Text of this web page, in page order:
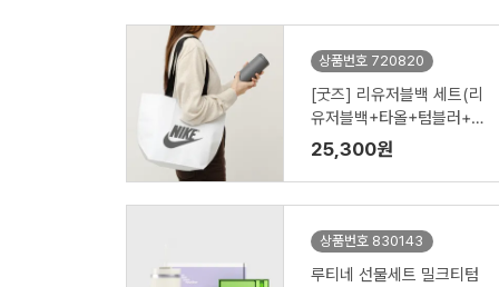
상품번호 720820
[굿즈] 리유저블백 세트(리
유저블백+타올+텀블러+공
기청정기)
25,300원
상품번호 830143
루티네 선물세트 밀크티텀